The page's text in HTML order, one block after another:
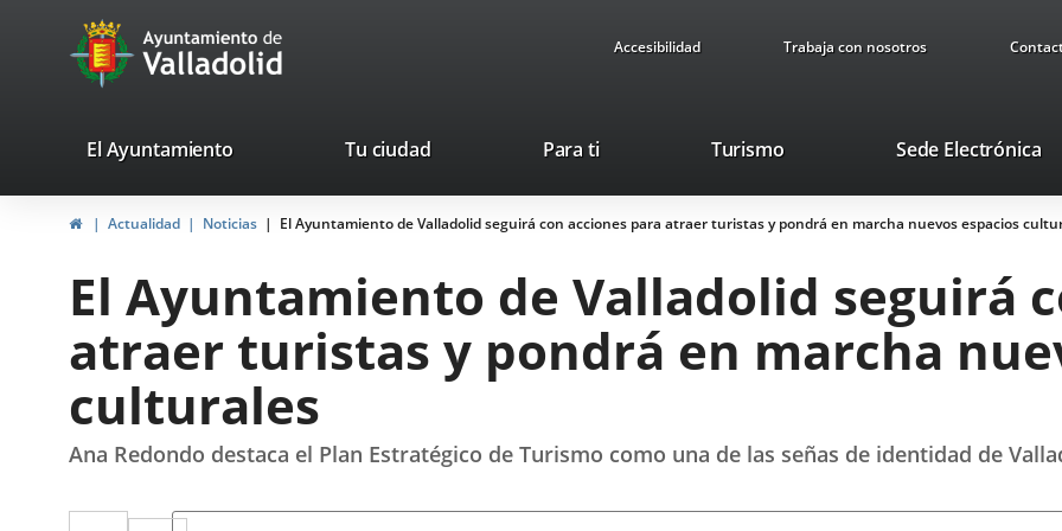
Portal
Web
Ayuntamiento
de
Accesibilidad Trabaja con nosotros
valladolid.es
El Ayuntamiento Tu ciudad Para ti TurismoEste
se
abrirá
una
ventana
Sede Electrónica
InicioActualidad Noticias El Ayuntamiento de Valladolid seguirá con acciones para atraer turistas y pondrá en marcha nuevos espacios
El Ayuntamiento de Valladolid seguirá
atraer turistas y pondrá en marcha
culturales
Ana Redondo destaca el Plan Estratégico de Turismo como una de las señas de identidad de